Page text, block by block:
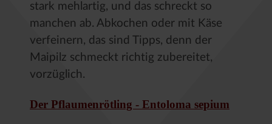
stark mehlartig, und das schreckt so
manchen ab. Abkochen oder mit Käse
verfeinern, das sind Tipps, denn der
Maipilz schmeckt richtig zubereitet,
vorzüglich.
Der Pflaumenrötling - Entoloma sepium